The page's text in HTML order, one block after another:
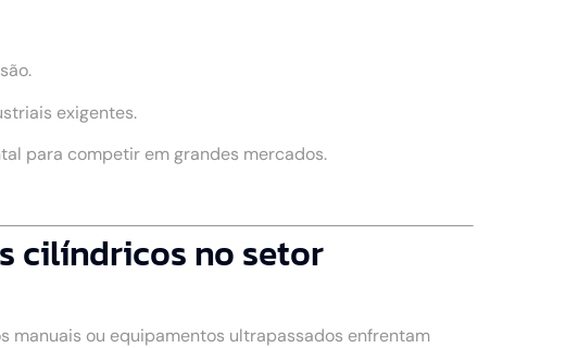
exigentes.
para competir em grandes mercados.
cilíndricos no setor
manuais ou equipamentos ultrapassados enfrentam